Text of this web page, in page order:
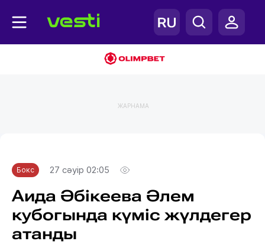
ЖАРНАМА
Бокс 27 сәуір 02:05
Аида Әбікеева Әлем
кубогында күміс жүлдегер
атанды